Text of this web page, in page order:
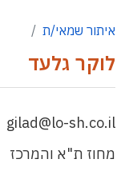
איתור שמאי/ת
לוקר גלעד
gilad@lo-sh.co.il
מחוז ת"א והמרכז